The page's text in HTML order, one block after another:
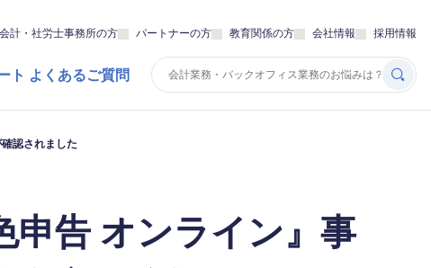
会計・社労士事務所の方 パートナーの方 教育関係の方 会社情報 採用情報
ト よくあるご質問
認されました
申告 オンライン』事